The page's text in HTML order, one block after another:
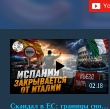
02:18
Скандал в ЕС: границы снова под контролем